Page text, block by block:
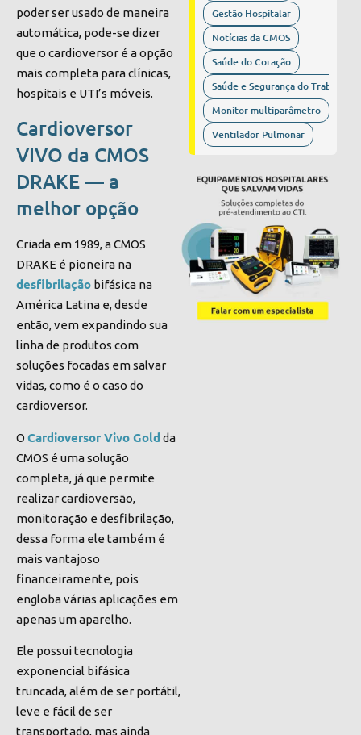
poder ser usado de maneira
automática, pode-se dizer
que o cardioversor é a opção
mais completa para clínicas,
hospitais e UTI’s móveis.
Cardioversor
VIVO da CMOS
DRAKE — a
melhor opção
Criada em 1989, a CMOS
DRAKE é pioneira na
desfibrilação bifásica na
América Latina e, desde
então, vem expandindo sua
linha de produtos com
soluções focadas em salvar
vidas, como é o caso do
cardioversor.
O Cardioversor Vivo Gold da
CMOS é uma solução
completa, já que permite
realizar cardioversão,
monitoração e desfibrilação,
dessa forma ele também é
mais vantajoso
financeiramente, pois
engloba várias aplicações em
apenas um aparelho.
Ele possui tecnologia
exponencial bifásica
truncada, além de ser portátil,
leve e fácil de ser
transportado, mas ainda
Gestão Hospitalar
Notícias da CMOS
Saúde do Coração
Saúde e Segurança do Trabalho
Monitor multiparâmetro
Ventilador Pulmonar